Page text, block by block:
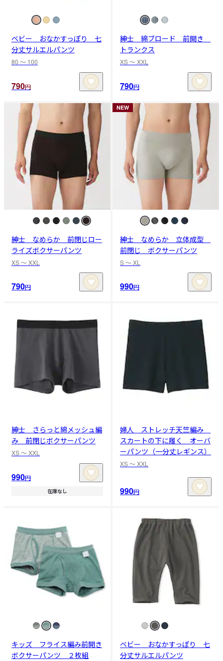
ベビー おなかすっぽり 七
分丈サルエルパンツ
80 〜 100
790円
紳士 綿ブロード 前開き
トランクス
XS 〜 XXL
790円
紳士 なめらか 前閉じロー
ライズボクサーパンツ
XS 〜 XXL
790円
NEW
紳士 なめらか 立体成型
前閉じ ボクサーパンツ
S 〜 XL
990円
紳士 さらっと綿メッシュ編
み 前閉じボクサーパンツ
XS 〜 XXL
990円
在庫なし
婦人 ストレッチ天竺編み
スカートの下に履く オーバ
ーパンツ（一分丈レギンス）
XS 〜 XXL
990円
キッズ フライス編み前開き
ボクサーパンツ ２枚組
ベビー おなかすっぽり 七
分丈サルエルパンツ